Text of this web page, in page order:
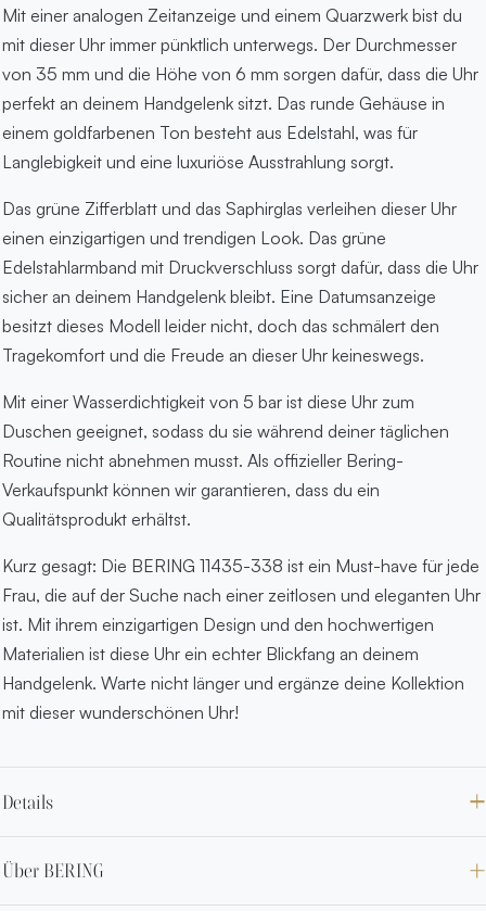
Mit einer analogen Zeitanzeige und einem Quarzwerk bist du
mit dieser Uhr immer pünktlich unterwegs. Der Durchmesser
von 35 mm und die Höhe von 6 mm sorgen dafür, dass die Uhr
perfekt an deinem Handgelenk sitzt. Das runde Gehäuse in
einem goldfarbenen Ton besteht aus Edelstahl, was für
Langlebigkeit und eine luxuriöse Ausstrahlung sorgt.
Das grüne Zifferblatt und das Saphirglas verleihen dieser Uhr
einen einzigartigen und trendigen Look. Das grüne
Edelstahlarmband mit Druckverschluss sorgt dafür, dass die Uhr
sicher an deinem Handgelenk bleibt. Eine Datumsanzeige
besitzt dieses Modell leider nicht, doch das schmälert den
Tragekomfort und die Freude an dieser Uhr keineswegs.
Mit einer Wasserdichtigkeit von 5 bar ist diese Uhr zum
Duschen geeignet, sodass du sie während deiner täglichen
Routine nicht abnehmen musst. Als offizieller Bering-
Verkaufspunkt können wir garantieren, dass du ein
Qualitätsprodukt erhältst.
Kurz gesagt: Die BERING 11435-338 ist ein Must-have für jede
Frau, die auf der Suche nach einer zeitlosen und eleganten Uhr
ist. Mit ihrem einzigartigen Design und den hochwertigen
Materialien ist diese Uhr ein echter Blickfang an deinem
Handgelenk. Warte nicht länger und ergänze deine Kollektion
mit dieser wunderschönen Uhr!
Details
Über BERING